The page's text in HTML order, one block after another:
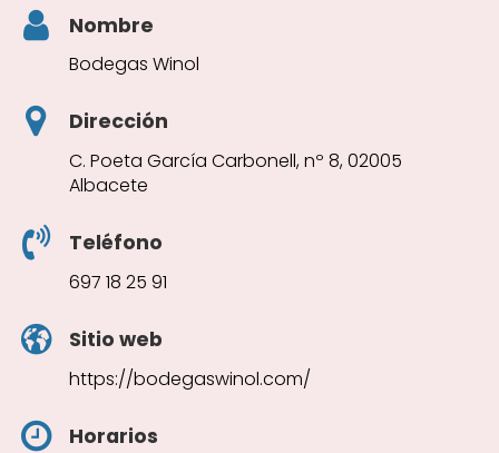
Nombre
Bodegas Winol
Dirección
C. Poeta García Carbonell, nº 8, 02005
Albacete
Teléfono
697 18 25 91
Sitio web
https://bodegaswinol.com/
Horarios